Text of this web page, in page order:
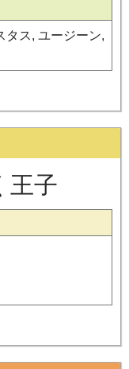
タス, ユージーン,
王子